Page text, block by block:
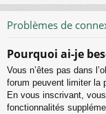
Problèmes de
Pourquoi ai-je
Vous n’êtes pas dans
forum peuvent limiter la
En vous inscrivant,
fonctionnalités